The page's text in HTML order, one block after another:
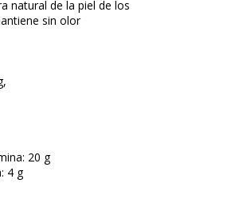
natural de la piel de los
sin olor
20 g
4 g